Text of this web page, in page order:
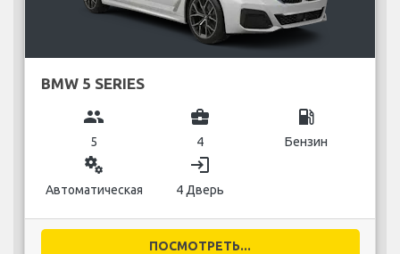
BMW 5 SERIES
group
5
business_center
4
local_gas_station
Бензин
miscellaneous_services
Автоматическая
login
4 Дверь
ПОСМОТРЕТЬ...